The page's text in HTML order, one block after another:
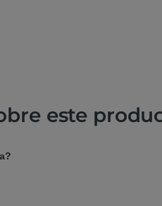
este